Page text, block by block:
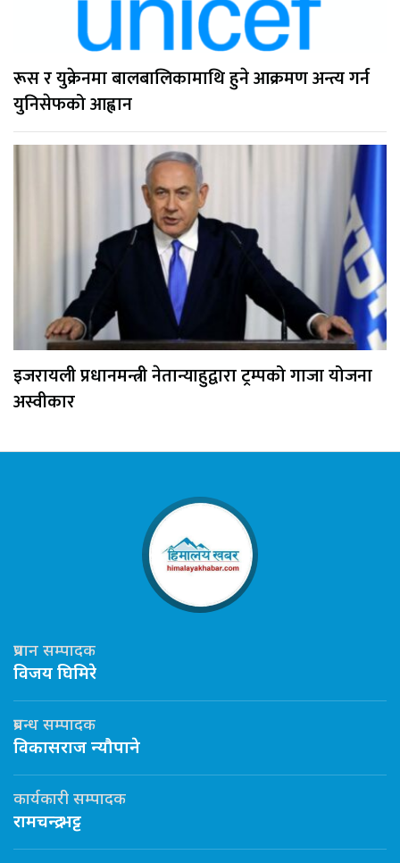
रूस र युक्रेनमा बालबालिकामाथि हुने आक्रमण अन्त्य गर्न
युनिसेफको आह्वान
इजरायली प्रधानमन्त्री नेतान्याहुद्वारा ट्रम्पको गाजा योजना
अस्वीकार
प्रधान सम्पादक
विजय घिमिरे
प्रबन्ध सम्पादक
विकासराज न्यौपाने
कार्यकारी सम्पादक
रामचन्द्र भट्ट